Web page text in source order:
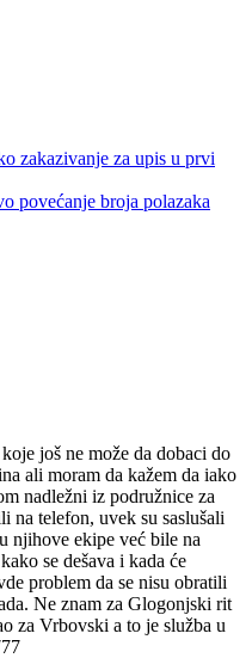
zakazivanje za upis u prvi
povećanje broja polazaka
još ne može da dobaci do
ali moram da kažem da iako
nadležni iz podružnice za
na telefon, uvek su saslušali
njihove ekipe već bile na
se dešava i kada će
problem da se nisu obratili
Ne znam za Glogonjski rit
za Vrbovski a to je služba u